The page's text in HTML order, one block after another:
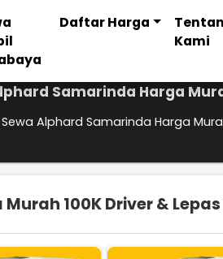
Daftar Harga
Kami
Samarinda Harga
Sewa Alphard Samarinda Harga
100K Driver &